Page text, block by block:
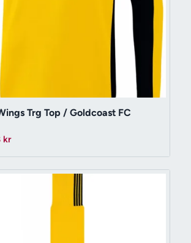
Trg Top / Goldcoast FC
krPrisintervall:
till